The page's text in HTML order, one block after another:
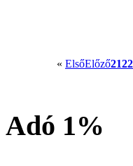
« ElsőElőző2122
Adó 1%